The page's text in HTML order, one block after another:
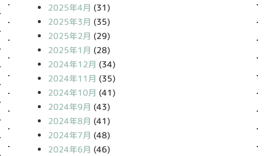
2025年4月 (31)
2025年3月 (35)
2025年2月 (29)
2025年1月 (28)
2024年12月 (34)
2024年11月 (35)
2024年10月 (41)
2024年9月 (43)
2024年8月 (41)
2024年7月 (48)
2024年6月 (46)